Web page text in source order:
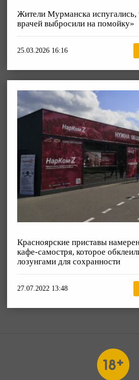
Жители Мурманска испугались,
врачей выбросили на помойку»
25.03.2026 16:16
Красноярские приставы
кафе-самостря, которое
лозунгами для сохранности
27.07.2022 13:48